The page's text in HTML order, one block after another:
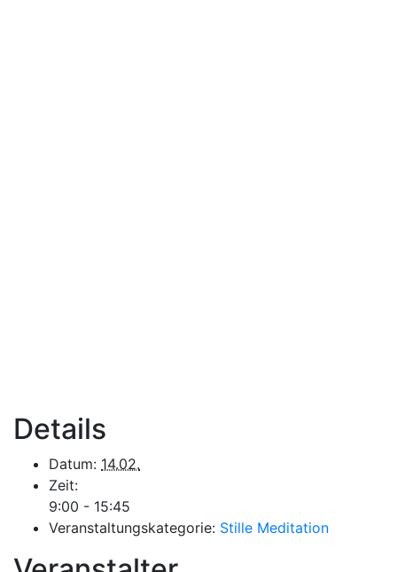
Details
Datum: 14.02.
Zeit:
9:00 - 15:45
Veranstaltungskategorie: Stille Meditation